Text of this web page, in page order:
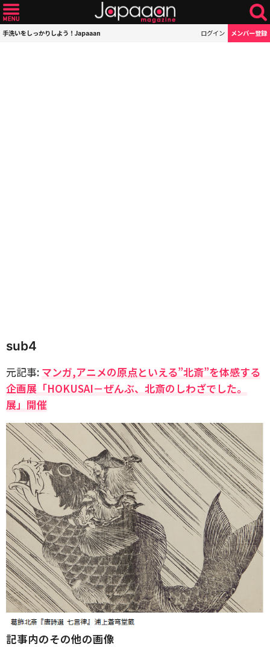
手洗いをしっかりしよう！Japaaan ログイン メンバー登録
sub4
元記事: マンガ,アニメの原点といえる”北斎”を体感する
企画展「HOKUSAI－ぜんぶ、北斎のしわざでした。
展」開催
記事内のその他の画像